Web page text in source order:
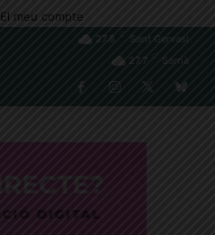
El meu compte
27.8
Sant Gervasi
27.7
Sarrià